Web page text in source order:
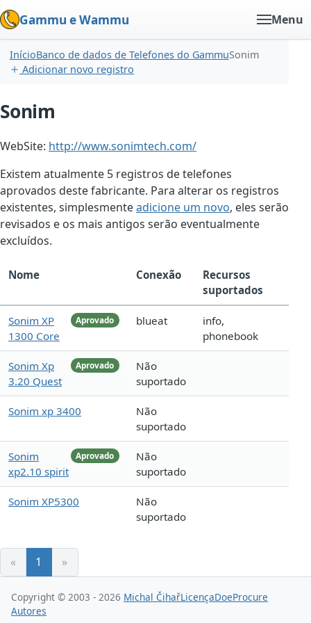
Gammu e Wammu Menu
InícioBanco de dados de Telefones do GammuSonim
Adicionar novo registro
Sonim
WebSite: http://www.sonimtech.com/
Existem atualmente 5 registros de telefones
aprovados deste fabricante. Para alterar os registros
existentes, simplesmenteadicione um novo, eles serão
revisados e os mais antigos serão eventualmente
excluídos.
Nome Conexão
Recursos
suportados
Aprovado
Sonim XP
1300 Core
blueat
info,
phonebook
Aprovado
Sonim Xp
3.20 Quest
Não
suportado
Sonim xp 3400
Não
suportado
Aprovado
Sonim
xp2.10 spirit
Não
suportado
Sonim XP5300
Não
suportado
« 1 »
Copyright © 2003 - 2026 Michal ČihařLicençaDoeProcure
Autores